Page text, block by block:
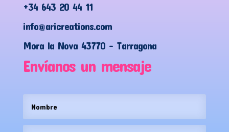
+34 643 20 44 11
info@aricreations.com
Mora la Nova 43770 – Tarragona
Envíanos un mensaje